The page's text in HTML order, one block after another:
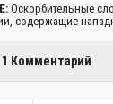
Оскорбительные
содержащие
1 Комментарий